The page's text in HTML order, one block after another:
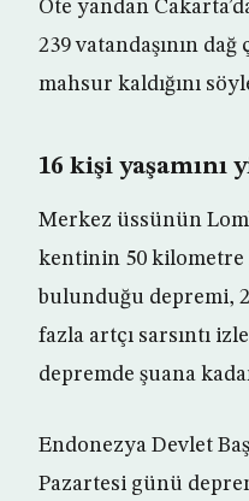
Öte yandan
239 vatandaşının
mahsur kaldığını
16 kişi yaşamını
Merkez üssünün
kentinin 50 kilometre
bulunduğu depremi, 2
fazla artçı sarsıntı
depremde şuana
Endonezya Devlet
Pazartesi günü